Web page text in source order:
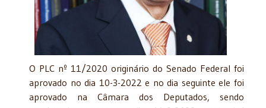
O PLC nº 11/2020 originário do Senado Federal foi
aprovado no dia 10-3-2022 e no dia seguinte ele foi
aprovado na Câmara dos Deputados, sendo